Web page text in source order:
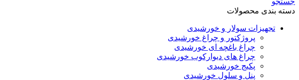
دسته بندی محصولات
تجهیزات سولار و خورشیدی
پروژکتور و چراغ خورشیدی
چراغ باغچه ای خورشیدی
چراغ های دیوارکوب خورشیدی
پکیج خورشیدی
پنل و سلول خورشیدی